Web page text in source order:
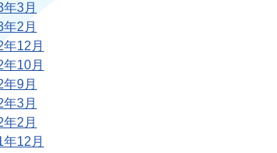
3月
2月
12月
10月
9月
3月
2月
12月